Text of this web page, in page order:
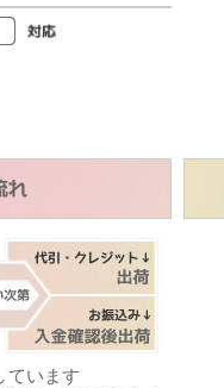
ています